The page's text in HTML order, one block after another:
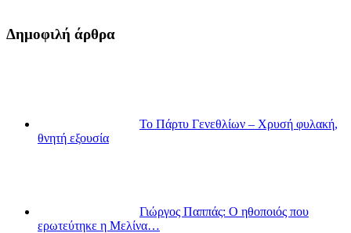
Δημοφιλή άρθρα
Το Πάρτυ Γενεθλίων – Χρυσή φυλακή,
θνητή εξουσία
Γιώργος Παππάς: Ο ηθοποιός που
ερωτεύτηκε η Μελίνα…